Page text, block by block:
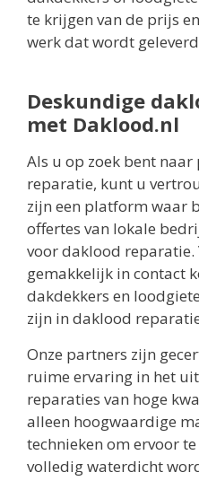
te krijgen van de prijs
werk dat wordt
Deskundige
met Daklood.nl
Als u op zoek bent
reparatie, kunt u
zijn een platform waar
offertes van lokale
voor daklood
gemakkelijk in contact
dakdekkers en
zijn in daklood
Onze partners zijn
ruime ervaring in het
reparaties van hoge
alleen hoogwaardige
technieken om ervoor
volledig waterdicht